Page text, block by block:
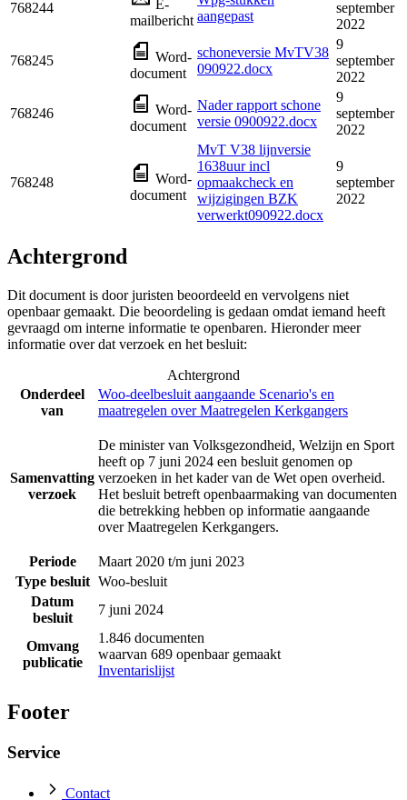
768244
E-
mailbericht aangepast
september
2022
768245
Word-
document
schoneversie MvTV38
090922.docx
9
september
2022
768246
Word-
document
Nader rapport schone
versie 0900922.docx
9
september
2022
768248
Word-
document
MvT V38 lijnversie
1638uur incl
opmaakcheck en
wijzigingen BZK
verwerkt090922.docx
9
september
2022
Achtergrond
Dit document is door juristen beoordeeld en vervolgens niet
openbaar gemaakt. Die beoordeling is gedaan omdat iemand heeft
gevraagd om interne informatie te openbaren. Hieronder meer
informatie over dat verzoek en het besluit:
Achtergrond
Onderdeel
van
Woo-deelbesluit aangaande Scenario's en
maatregelen over Maatregelen Kerkgangers
Samenvatting
verzoek
De minister van Volksgezondheid, Welzijn en Sport
heeft op 7 juni 2024 een besluit genomen op
verzoeken in het kader van de Wet open overheid.
Het besluit betreft openbaarmaking van documenten
die betrekking hebben op informatie aangaande
over Maatregelen Kerkgangers.
Periode
Maart 2020 t/m juni 2023
Type besluit Woo-besluit
Datum
besluit
7 juni 2024
Omvang
publicatie
1.846 documenten
waarvan 689 openbaar gemaakt
Inventarislijst
Footer
Service
Contact